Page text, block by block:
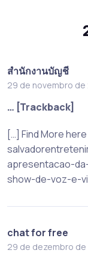
สํานักงานบัญชี
29 de novembro de
… [Trackback]
[…] Find More
apresentacao-
show-de-voz-e-
chat for free
29 de dezembro